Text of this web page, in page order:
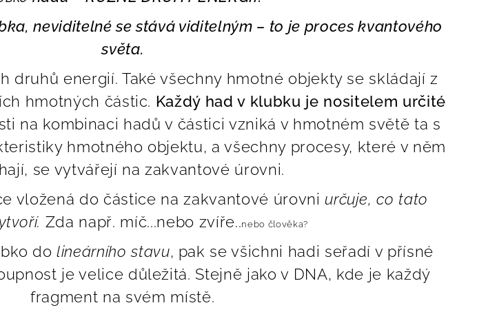
neviditelné se stává viditelným – to je proces kvantového
světa.
druhů energií. Také všechny hmotné objekty se skládají z
hmotných částic. Každý had v klubku je nositelem určité
na kombinaci hadů v částici vzniká v hmotném světě ta s
hmotného objektu, a všechny procesy, které v něm
se vytvářejí na zakvantové úrovni.
vložená do částice na zakvantové úrovniurčuje, co tato
Zda např. míč...nebo zvíře..nebo člověka?
do lineárního stavu, pak se všichni hadi seřadí v přísné
je velice důležitá. Stejně jako v DNA, kde je každý
fragment na svém místě.